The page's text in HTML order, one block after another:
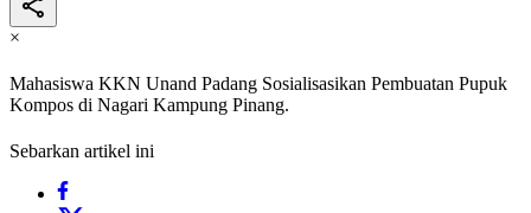
×
Mahasiswa KKN Unand Padang Sosialisasikan Pembuatan Pupuk
Kompos di Nagari Kampung Pinang.
Sebarkan artikel ini